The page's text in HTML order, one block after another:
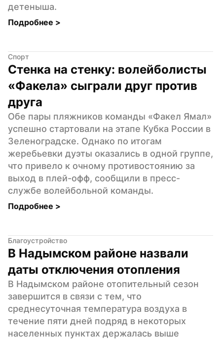
детеныша.
Подробнее >
Спорт
Стенка на стенку: волейболисты
«Факела» сыграли друг против
друга
Обе пары пляжников команды «Факел Ямал»
успешно стартовали на этапе Кубка России в
Зеленоградске. Однако по итогам
жеребьевки дуэты оказались в одной группе,
что привело к очному противостоянию за
выход в плей-офф, сообщили в пресс-
службе волейбольной команды.
Подробнее >
Благоустройство
В Надымском районе назвали
даты отключения отопления
В Надымском районе отопительный сезон
завершится в связи с тем, что
среднесуточная температура воздуха в
течение пяти дней подряд в некоторых
населенных пунктах держалась выше